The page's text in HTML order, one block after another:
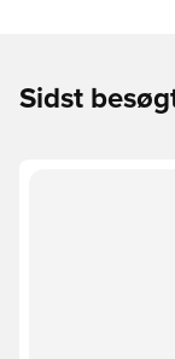
Sidst